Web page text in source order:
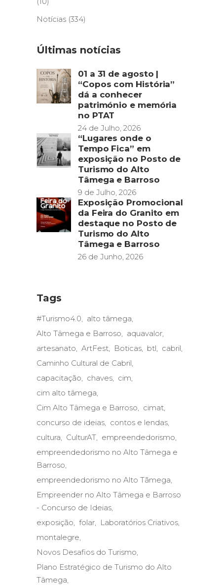
Notícias (334)
Últimas notícias
01 a 31 de agosto |
“Copos com História”
dá a conhecer
património e memória
no PTAT
24 de Julho, 2026
“Lugares onde o
Tempo Fica” em
exposição no Posto de
Turismo do Alto
Tâmega e Barroso
9 de Julho, 2026
Exposição Promocional
da Feira do Granito em
destaque no Posto de
Turismo do Alto
Tâmega e Barroso
26 de Junho, 2026
Tags
#Turismo4.0
alto tâmega
Alto Tâmega e Barroso
aquavalor
artesanato
ArtFest Boticas btl
cabril
Caminho Cultural de Cabril
capacitação
chaves
cim
cim alto tâmega
Cim Alto Tâmega e Barroso
cimat
concurso de ideias
contos e lendas
cultura
CulturAT
empreendedorismo
empreendedorismo no Alto Tâmega e
Barroso
empreendedorismo no Alto Tãmega
Empreender no Alto Tâmega e Barroso
- Concurso de Ideias
exposição
folar
Laboratórios Criativos
montalegre
Novos Desafios do Turismo
Plano Estratégico de Turismo do Alto
Tâmega